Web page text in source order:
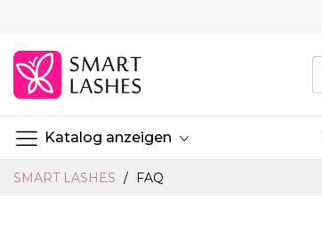
Content
Katalog anzeigen
SMART LASHES FAQ